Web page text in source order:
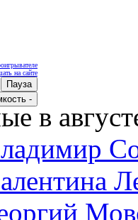
на сайте
Пауза
-
в